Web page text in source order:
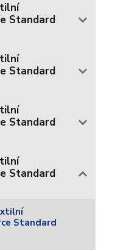
Standard
Standard
Standard
Standard
Standard